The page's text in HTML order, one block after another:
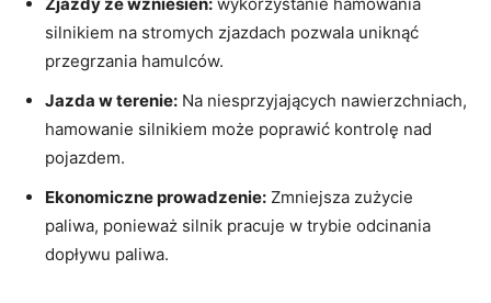
Zjazdy ze wzniesień: wykorzystanie hamowania
silnikiem na stromych zjazdach pozwala uniknąć
przegrzania hamulców.
Jazda w terenie: Na niesprzyjających nawierzchniach,
hamowanie silnikiem może poprawić kontrolę nad
pojazdem.
Ekonomiczne prowadzenie: Zmniejsza zużycie
paliwa, ponieważ silnik pracuje w trybie odcinania
dopływu paliwa.